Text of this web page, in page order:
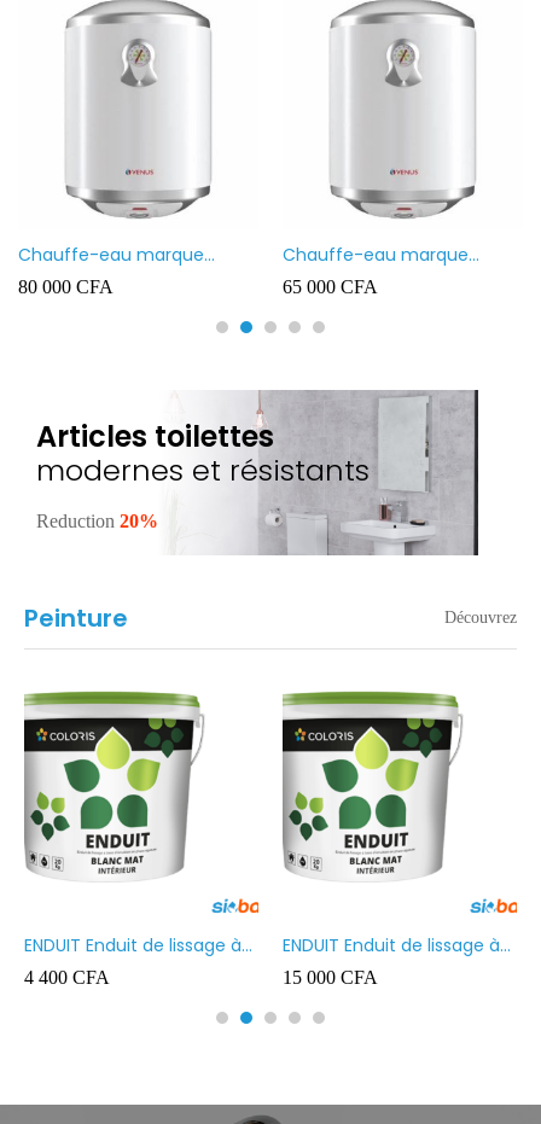
Chauffe-eau marque
VENUS 80L
80 000 CFA
Chauffe-eau marque
VENUS 50L
65 000 CFA
Articles toilettes
modernes et résistants
Reduction 20%
Peinture Découvrez
ENDUIT Enduit de lissage à
base d’émulsion en phase
aqueuse 5kg
4 400 CFA
ENDUIT Enduit de lissage à
base d’émulsion en phase
aqueuse 20kg
15 000 CFA